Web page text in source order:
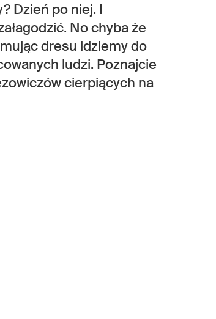
Dzień po niej. I
No chyba że
dresu idziemy do
ludzi. Poznajcie
cierpiących na